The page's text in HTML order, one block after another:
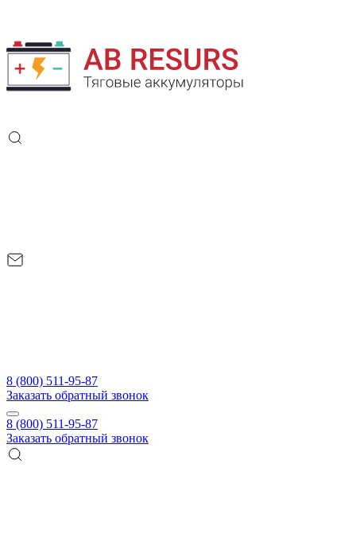
8 (800) 511-95-87
Заказать обратный звонок
8 (800) 511-95-87
Заказать обратный звонок